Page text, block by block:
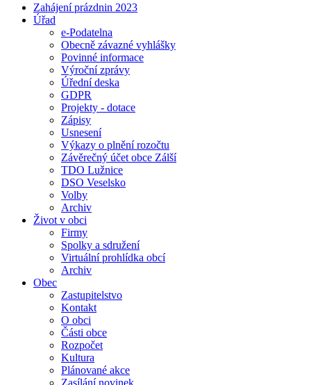
Zahájení prázdnin 2023
Úřad
e-Podatelna
Obecně závazné vyhlášky
Povinné informace
Výroční zprávy
Úřední deska
GDPR
Projekty - dotace
Zápisy
Usnesení
Výkazy o plnění rozočtu
Závěrečný účet obce Zálší
TDO Lužnice
DSO Veselsko
Volby
Archiv
Život v obci
Firmy
Spolky a sdružení
Virtuální prohlídka obcí
Archiv
Obec
Zastupitelstvo
Kontakt
O obci
Části obce
Rozpočet
Kultura
Plánované akce
Zasílání novinek